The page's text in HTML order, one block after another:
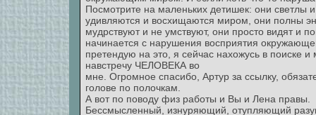
Посмотрите на маленьких детишек: они светлы
удивляются и восхищаются миром, они полны
мудрствуют и не умствуют, они просто видят и
начинается с нарушения восприятия
претендую на это, я сейчас нахожусь в поиске
навстречу ЧЕЛОВЕКА во
мне. Огромное спасибо, Артур за ссылку,
голове по полочкам.
А вот по поводу физ работы и Вы и Лена правы.
Бессмысленный, изнуряющий, отупляющий